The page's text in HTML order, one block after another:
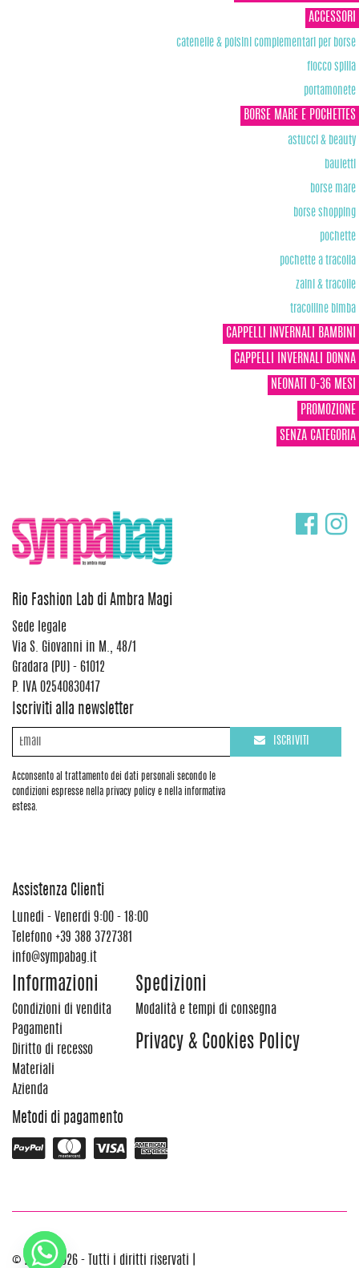
ACCESSORI
catenelle & polsini complementari per borse
fiocco spilla
portamonete
BORSE MARE E POCHETTES
astucci & beauty
bauletti
borse mare
borse shopping
pochette
pochette a tracolla
zaini & tracolle
tracolline bimba
CAPPELLI INVERNALI BAMBINI
CAPPELLI INVERNALI DONNA
NEONATI 0-36 MESI
PROMOZIONE
SENZA CATEGORIA
Rio Fashion Lab di Ambra Magi
Sede legale
Via S. Giovanni in M., 48/1
Gradara (PU) - 61012
P. IVA 02540830417
Iscriviti alla newsletter
Acconsento al trattamento dei dati personali secondo le
condizioni espresse nella privacy policy e nella informativa
estesa.
ISCRIVITI
Assistenza Clienti
Lunedi - Venerdi 9:00 - 18:00
Telefono +39 388 3727381
info@sympabag.it
Informazioni
Condizioni di vendita
Pagamenti
Diritto di recesso
Materiali
Azienda
Spedizioni
Modalità e tempi di consegna
Privacy & Cookies Policy
Metodi di pagamento
© 2012 - 2026 - Tutti i diritti riservati |